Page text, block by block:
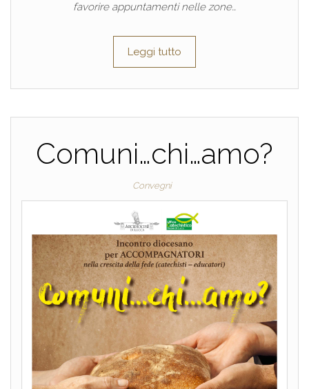
favorire appuntamenti nelle zone…
Leggi tutto
Comuni…chi…amo?
Convegni